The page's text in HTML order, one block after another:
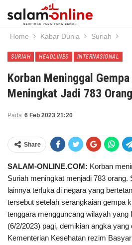
Home Kabar Dunia Suriah
SURIAH HEADLINES INTERNASIONAL
Korban Meninggal
Meningkat Jadi 783 Orang
Pada 6 Feb 2023 21:20
Share
SALAM-ONLINE.COM: Korban
Suriah meningkat menjadi 783 orang.
lainnya terluka di negara yang
tersebut setelah serangkaian gempa
tenggara mengguncang wilayah yang
(6/2/2023) pagi, demikian angka yang
Kementerian Kesehatan rezim